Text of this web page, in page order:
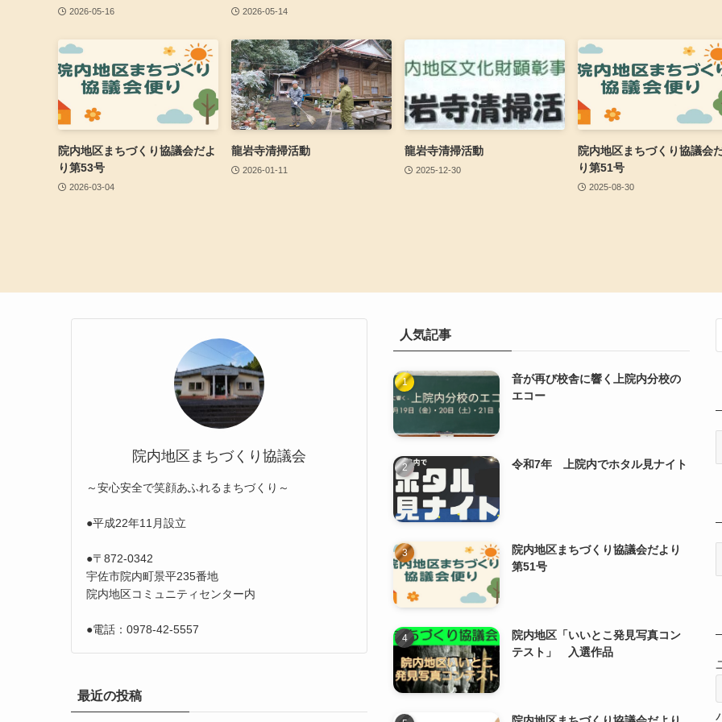
2026-05-16 2026-05-14
院内地区まちづくり協議会だよ
り第53号
2026-03-04
龍岩寺清掃活動
2026-01-11
龍岩寺清掃活動
2025-12-30
院内地区まちづくり協議会
り第51号
2025-08-30
院内地区まちづくり協議会
～安心安全で笑顔あふれるまちづくり～
●平成22年11月設立
●〒872-0342
宇佐市院内町景平235番地
院内地区コミュニティセンター内
●電話：0978-42-5557
最近の投稿
人気記事
音が再び校舎に響く上院内分校の
エコー
令和7年 上院内でホタル見ナイト
院内地区まちづくり協議会だより
第51号
院内地区「いいとこ発見写真コン
テスト」 入選作品